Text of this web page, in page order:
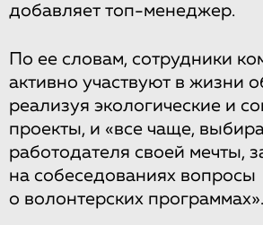
добавляет топ-менеджер.
По ее словам, сотрудники
активно участвуют в жизни
реализуя экологические и
проекты, и «все чаще,
работодателя своей мечты,
на собеседованиях вопросы
о волонтерских программах».